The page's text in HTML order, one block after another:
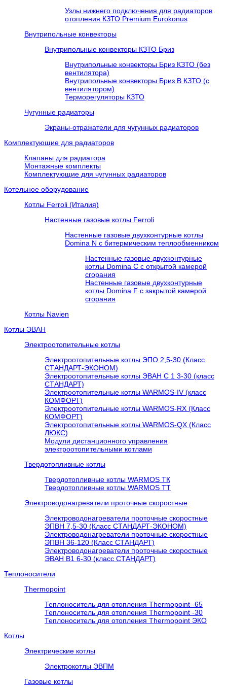
Узлы нижнего подключения для радиаторов
отопления КЗТО Premium Eurokonus
Внутрипольные конвекторы
Внутрипольные конвекторы КЗТО Бриз
Внутрипольные конвекторы Бриз КЗТО (без
вентилятора)
Внутрипольные конвекторы Бриз В КЗТО (с
вентилятором)
Терморегуляторы КЗТО
Чугунные радиаторы
Экраны-отражатели для чугунных радиаторов
Комплектующие для радиаторов
Клапаны для радиатора
Монтажные комплекты
Комплектующие для чугунных радиаторов
Котельное оборудование
Котлы Ferroli (Италия)
Настенные газовые котлы Ferroli
Настенные газовые двухконтурные котлы
Domina N с битермическим теплообменником
Настенные газовые двухконтурные
котлы Domina C с открытой камерой
сгорания
Настенные газовые двухконтурные
котлы Domina F с закрытой камерой
сгорания
Котлы Navien
Котлы ЭВАН
Электроотопительные котлы
Электроотопительные котлы ЭПО 2,5-30 (Класс
СТАНДАРТ-ЭКОНОМ)
Электроотопительные котлы ЭВАН С 1 3-30 (класс
СТАНДАРТ)
Электроотопительные котлы WARMOS-IV (класс
КОМФОРТ)
Электроотопительные котлы WARMOS-RX (Класс
КОМФОРТ)
Электроотопительные котлы WARMOS-QX (Класс
ЛЮКС)
Модули дистанционного управления
электроотопительными котлами
Твердотопливные котлы
Твердотопливные котлы WARMOS TК
Твердотопливные котлы WARMOS TT
Электроводонагреватели проточные скоростные
Электроводонагреватели проточные скоростные
ЭПВН 7,5-30 (Класс СТАНДАРТ-ЭКОНОМ)
Электроводонагреватели проточные скоростные
ЭПВН 36-120 (Класс СТАНДАРТ)
Электроводонагреватели проточные скоростные
ЭВАН В1 6-30 (класс СТАНДАРТ)
Теплоносители
Thermopoint
Теплоноситель для отопления Thermopoint -65
Теплоноситель для отопления Thermopoint -30
Теплоноситель для отопления Thermopoint ЭКО
Котлы
Электрические котлы
Электрокотлы ЭВПМ
Газовые котлы